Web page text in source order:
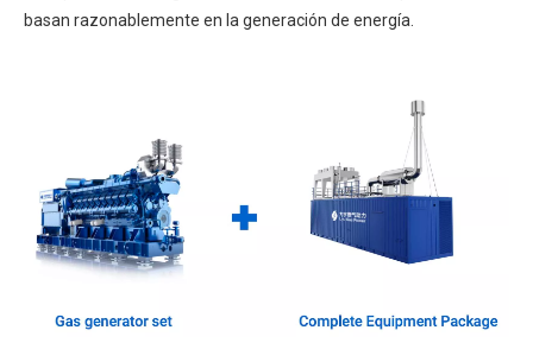
basan razonablemente en la generación de energía.